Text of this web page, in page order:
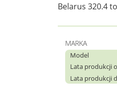
Belarus 320.4
MARKA
Model
Lata produkcji
Lata produkcji